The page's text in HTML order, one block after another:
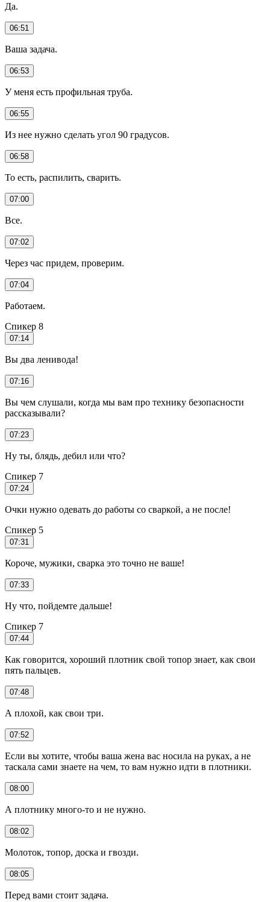
Да.
06:51
Ваша задача.
06:53
У меня есть профильная труба.
06:55
Из нее нужно сделать угол 90 градусов.
06:58
То есть, распилить, сварить.
07:00
Все.
07:02
Через час придем, проверим.
07:04
Работаем.
Спикер 8
07:14
Вы два ленивода!
07:16
Вы чем слушали, когда мы вам про технику безопасности
рассказывали?
07:23
Ну ты, блядь, дебил или что?
Спикер 7
07:24
Очки нужно одевать до работы со сваркой, а не после!
Спикер 5
07:31
Короче, мужики, сварка это точно не ваше!
07:33
Ну что, пойдемте дальше!
Спикер 7
07:44
Как говорится, хороший плотник свой топор знает, как свои
пять пальцев.
07:48
А плохой, как свои три.
07:52
Если вы хотите, чтобы ваша жена вас носила на руках, а не
таскала сами знаете на чем, то вам нужно идти в плотники.
08:00
А плотнику много-то и не нужно.
08:02
Молоток, топор, доска и гвозди.
08:05
Перед вами стоит задача.